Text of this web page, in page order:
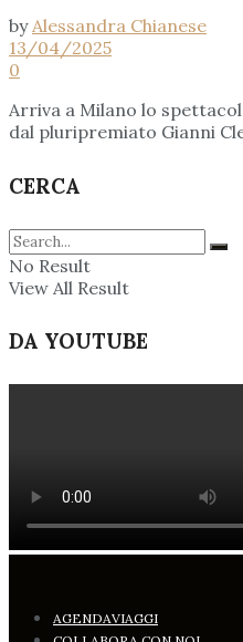
by Alessandra Chianese
13/04/2025
0
Arriva a Milano lo
dal pluripremiato Gianni
CERCA
No Result
View All Result
DA YOUTUBE
AGENDAVIAGGI